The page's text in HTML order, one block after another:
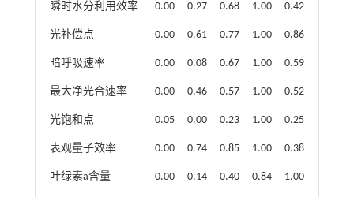
瞬时水分利用效率 0.00 0.27 0.68 1.00 0.42
光补偿点 0.00 0.61 0.77 1.00 0.86
暗呼吸速率 0.00 0.08 0.67 1.00 0.59
最大净光合速率 0.00 0.46 0.57 1.00 0.52
光饱和点 0.05 0.00 0.23 1.00 0.25
表观量子效率 0.00 0.74 0.85 1.00 0.38
叶绿素a含量 0.00 0.14 0.40 0.84 1.00